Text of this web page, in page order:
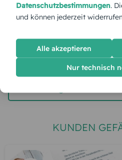
jetzt
KUNDEN
Datenschutzbestimmungen.
und können jederzeit
Alle akzeptieren
Nur technisch